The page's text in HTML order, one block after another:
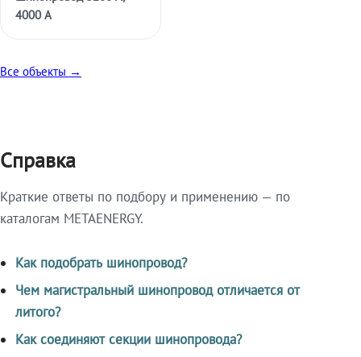
4000 А
Все объекты →
Справка
Краткие ответы по подбору и применению — по
каталогам METAENERGY.
Как подобрать шинопровод?
Чем магистральный шинопровод отличается от
литого?
Как соединяют секции шинопровода?